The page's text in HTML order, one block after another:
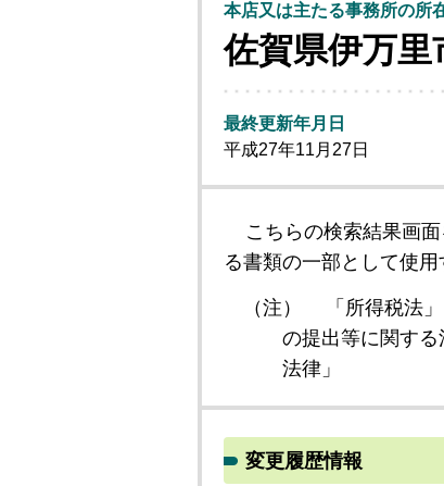
本店又は主たる事務所の所
佐賀県伊万里
最終更新年月日
平成27年11月27日
こちらの検索結果画
る書類の一部として使用
（注）
「所得税法
の提出等に関す
法律」
変更履歴情報